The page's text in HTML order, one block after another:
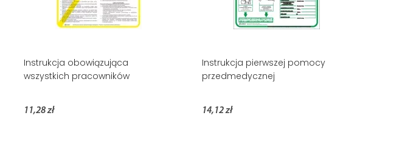
Instrukcja obowiązująca
wszystkich pracowników
11,28 zł
Instrukcja pierwszej pomocy
przedmedycznej
14,12 zł